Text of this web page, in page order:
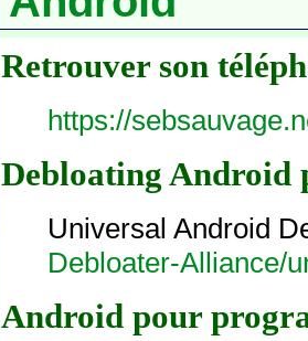
Retrouver son
https://
Debloating Android
Universal Android
Debloater-Alliance/
Android pour